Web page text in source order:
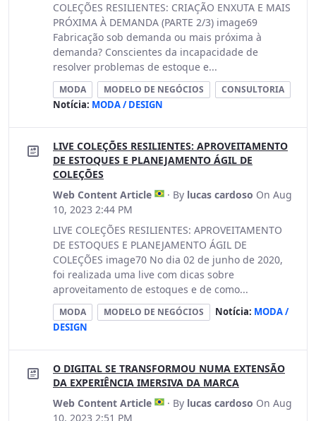
COLEÇÕES RESILIENTES: CRIAÇÃO ENXUTA E MAIS
PRÓXIMA À DEMANDA (PARTE 2/3) image69
Fabricação sob demanda ou mais próxima à
demanda? Conscientes da incapacidade de
resolver problemas de estoque e...
MODA MODELO DE NEGÓCIOS CONSULTORIA
Notícia: MODA / DESIGN
LIVE COLEÇÕES RESILIENTES: APROVEITAMENTO
DE ESTOQUES E PLANEJAMENTO ÁGIL DE
COLEÇÕES
Web Content Article
· By lucas cardoso On Aug
10, 2023 2:44 PM
LIVE COLEÇÕES RESILIENTES: APROVEITAMENTO
DE ESTOQUES E PLANEJAMENTO ÁGIL DE
COLEÇÕES image70 No dia 02 de junho de 2020,
foi realizada uma live com dicas sobre
aproveitamento de estoques e de como...
MODA MODELO DE NEGÓCIOS Notícia: MODA /
DESIGN
O DIGITAL SE TRANSFORMOU NUMA EXTENSÃO
DA EXPERIÊNCIA IMERSIVA DA MARCA
Web Content Article
· By lucas cardoso On Aug
10, 2023 2:51 PM